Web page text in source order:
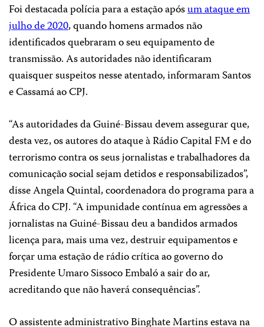
Foi destacada polícia para a estação apósum ataque em
julho de 2020, quando homens armados não
identificados quebraram o seu equipamento de
transmissão. As autoridades não identificaram
quaisquer suspeitos nesse atentado, informaram Santos
e Cassamá ao CPJ.
“As autoridades da Guiné-Bissau devem assegurar que,
desta vez, os autores do ataque à Rádio Capital FM e do
terrorismo contra os seus jornalistas e trabalhadores da
comunicação social sejam detidos e responsabilizados”,
disse Angela Quintal, coordenadora do programa para a
África do CPJ. “A impunidade contínua em agressões a
jornalistas na Guiné-Bissau deu a bandidos armados
licença para, mais uma vez, destruir equipamentos e
forçar uma estação de rádio crítica ao governo do
Presidente Umaro Sissoco Embaló a sair do ar,
acreditando que não haverá consequências”.
O assistente administrativo Binghate Martins estava na